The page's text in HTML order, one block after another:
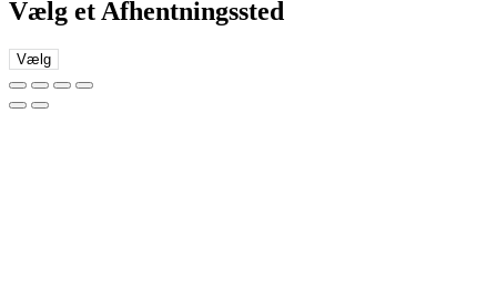
Vælg et Afhentningssted
Vælg